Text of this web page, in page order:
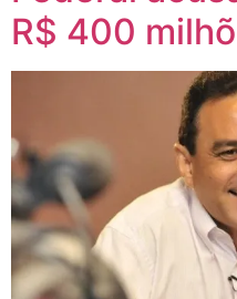
R$ 400